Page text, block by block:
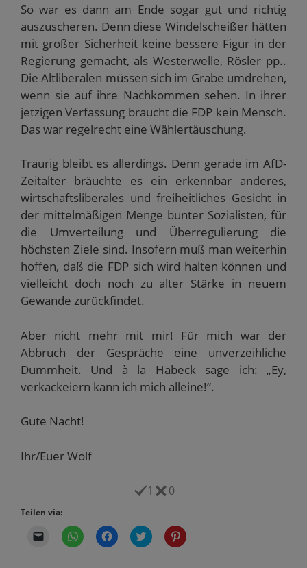
So war es dann am Ende sogar gut und richtig
auszuscheren. Denn diese Windelscheißer hätten
mit großer Sicherheit keine bessere Figur in der
Regierung gemacht, als Westerwelle, Rösler pp..
Die Altliberalen müssen sich im Grabe umdrehen,
wenn sie auf ihre Nachkommen sehen. In ihrer
jetzigen Verfassung braucht die FDP kein Mensch.
Das war regelrecht eine Wählertäuschung.
Traurig bleibt es allerdings. Denn gerade im AfD-
Zeitalter bräuchte es ein erkennbar anderes,
wirtschaftsliberales und freiheitliches Gesicht in
der mittelmäßigen Menge bunter Sozialisten, für
die Umverteilung und Überregulierung die
höchsten Ziele sind. Insofern muß man weiterhin
hoffen, daß die FDP sich wird halten können und
vielleicht doch noch zu alter Stärke in neuem
Gewande zurückfindet.
Aber nicht mehr mit mir! Für mich war der
Abbruch der Gespräche eine unverzeihliche
Dummheit. Und à la Habeck sage ich: „Ey,
verkackeiern kann ich mich alleine!“.
Gute Nacht!
Ihr/Euer Wolf
1 0
Teilen via:
K
l
K
l
K
l
K
l